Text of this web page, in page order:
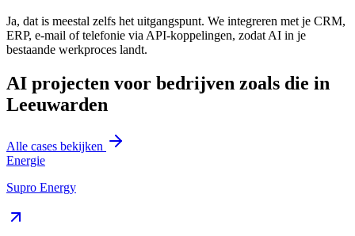
Ja, dat is meestal zelfs het uitgangspunt. We integreren met je CRM,
ERP, e-mail of telefonie via API-koppelingen, zodat AI in je
bestaande werkproces landt.
AI projecten voor bedrijven zoals die in
Leeuwarden
Alle cases bekijken
Energie
Supro Energy